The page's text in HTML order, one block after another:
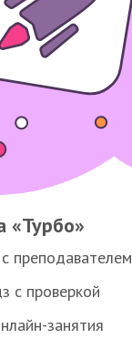
«Турбо»
преподавателем
с проверкой
занятия